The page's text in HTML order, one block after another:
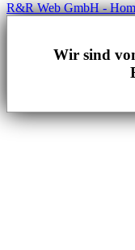
R&R Web GmbH -
Wir sind